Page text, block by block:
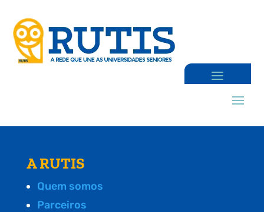
A RUTIS
Quem somos
Parceiros